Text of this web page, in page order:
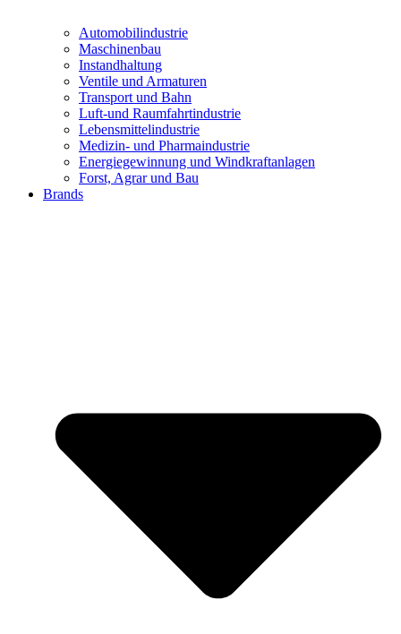
Automobilindustrie
Maschinenbau
Instandhaltung
Ventile und Armaturen
Transport und Bahn
Luft-und Raumfahrtindustrie
Lebensmittelindustrie
Medizin- und Pharmaindustrie
Energiegewinnung und Windkraftanlagen
Forst, Agrar und Bau
Brands